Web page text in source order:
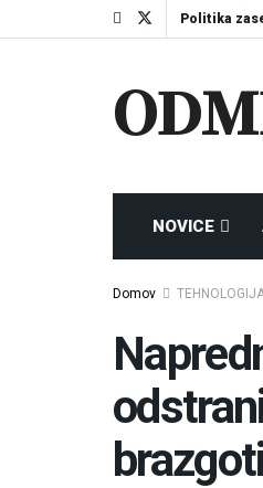
Politika
NOVICE
Domov